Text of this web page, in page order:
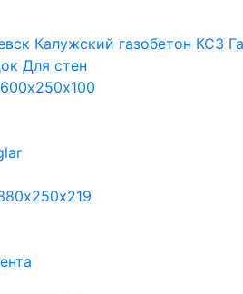
Калужский газобетон КСЗ
Для стен
600х250х100